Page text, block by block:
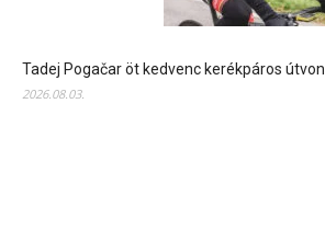
Tadej Pogačar öt kedvenc kerékpáros
2026.08.03.